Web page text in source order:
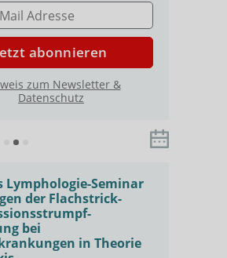
abonnieren
zum Newsletter &
Datenschutz
Lymphologie-Seminar
der Flachstrick-
bei
in Theorie